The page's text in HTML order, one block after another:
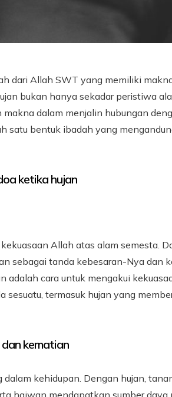
dari Allah SWT yang memiliki
bukan hanya sekadar peristiwa
dalam menjalin hubungan
satu bentuk ibadah yang
ketika hujan
Allah atas alam semesta.
sebagai tanda kebesaran-Nya dan
adalah cara untuk mengakui
sesuatu, termasuk hujan yang
kematian
kehidupan. Dengan hujan,
haiwan mendapatkan sumber